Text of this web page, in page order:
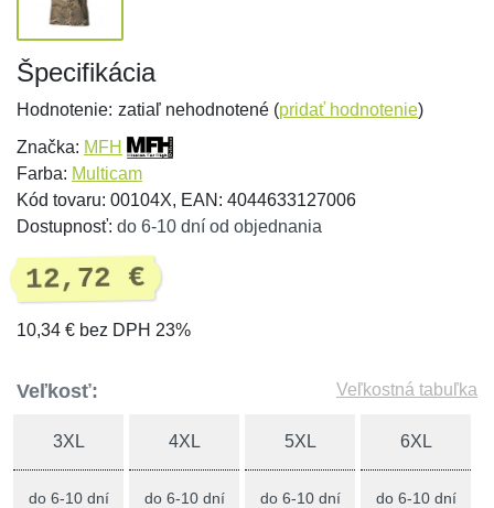
Špecifikácia
Hodnotenie: zatiaľ nehodnotené (pridať hodnotenie)
Značka: MFH
Farba: Multicam
Kód tovaru: 00104X, EAN: 4044633127006
Dostupnosť: do 6-10 dní od objednania
12,72 €
10,34 € bez DPH 23%
Veľkosť: Veľkostná tabuľka
3XL
do 6-10 dní
4XL
do 6-10 dní
5XL
do 6-10 dní
6XL
do 6-10 dní